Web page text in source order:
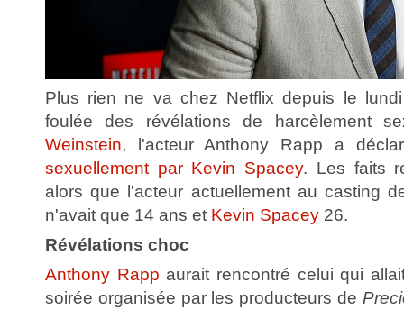
Plus rien ne va chez Netflix depuis le
foulée des révélations de harcèlement
Weinstein, l'acteur Anthony Rapp a
sexuellement par Kevin Spacey. Les faits
alors que l'acteur actuellement au casting
n'avait que 14 ans et Kevin Spacey 26.
Révélations choc
Anthony Rapp aurait rencontré celui qui
soirée organisée par les producteurs de